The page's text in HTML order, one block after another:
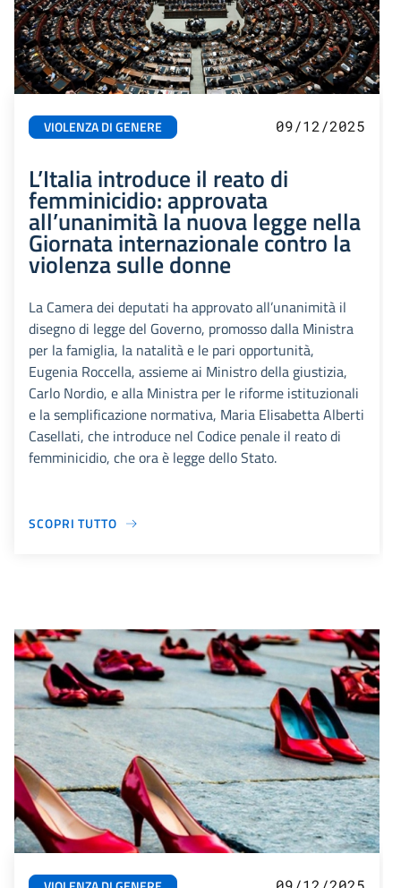
VIOLENZA DI GENERE 09/12/2025
L’Italia introduce il reato di
femminicidio: approvata
all’unanimità la nuova legge nella
Giornata internazionale contro la
violenza sulle donne
La Camera dei deputati ha approvato all’unanimità il
disegno di legge del Governo, promosso dalla Ministra
per la famiglia, la natalità e le pari opportunità,
Eugenia Roccella, assieme ai Ministro della giustizia,
Carlo Nordio, e alla Ministra per le riforme istituzionali
e la semplificazione normativa, Maria Elisabetta Alberti
Casellati, che introduce nel Codice penale il reato di
femminicidio, che ora è legge dello Stato.
SCOPRI TUTTO